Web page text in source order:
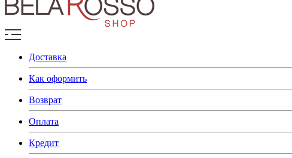
Доставка
Как оформить
Возврат
Оплата
Кредит